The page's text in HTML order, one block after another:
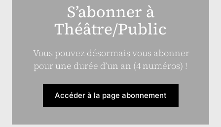
S’abonner à
Théâtre/Public
Vous pouvez désormais vous abonner
pour une durée d’un an (4 numéros) !
Accéder à la page abonnement